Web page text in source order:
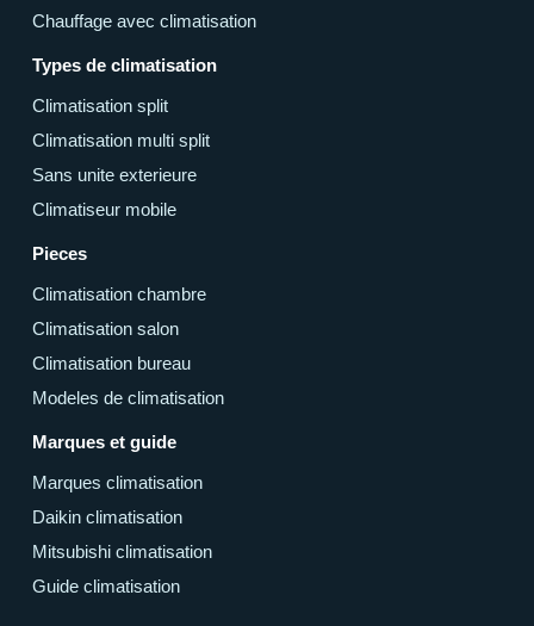
Chauffage avec climatisation
Types de climatisation
Climatisation split
Climatisation multi split
Sans unite exterieure
Climatiseur mobile
Pieces
Climatisation chambre
Climatisation salon
Climatisation bureau
Modeles de climatisation
Marques et guide
Marques climatisation
Daikin climatisation
Mitsubishi climatisation
Guide climatisation